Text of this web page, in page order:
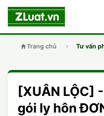
LUẬT SƯ
DÂN SỰ
Trang chủ Tư vấn
[XUÂN LỘC]
gói ly hôn